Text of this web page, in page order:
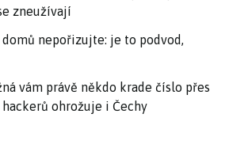
zneužívají
nepořizujte: je to podvod,
vám právě někdo krade číslo přes
ohrožuje i Čechy